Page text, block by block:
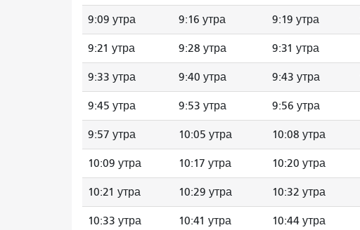
9:09 утра 9:16 утра 9:19 утра
9:21 утра 9:28 утра 9:31 утра
9:33 утра 9:40 утра 9:43 утра
9:45 утра 9:53 утра 9:56 утра
9:57 утра 10:05 утра 10:08 утра
10:09 утра 10:17 утра 10:20 утра
10:21 утра 10:29 утра 10:32 утра
10:33 утра 10:41 утра 10:44 утра